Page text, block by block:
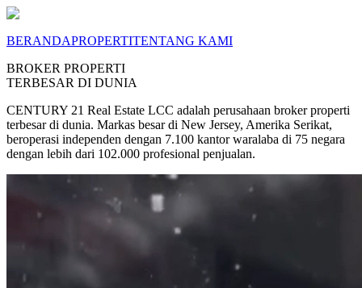
BERANDAPROPERTITENTANG KAMI
BROKER PROPERTI
TERBESAR DI DUNIA
CENTURY 21 Real Estate LCC adalah perusahaan broker properti
terbesar di dunia. Markas besar di New Jersey, Amerika Serikat,
beroperasi independen dengan 7.100 kantor waralaba di 75 negara
dengan lebih dari 102.000 profesional penjualan.